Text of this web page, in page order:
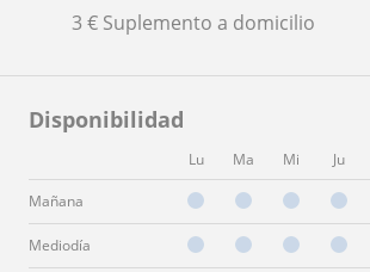
3 € Suplemento a domicilio
Disponibilidad
Lu Ma Mi Ju
Mañana
Mediodía